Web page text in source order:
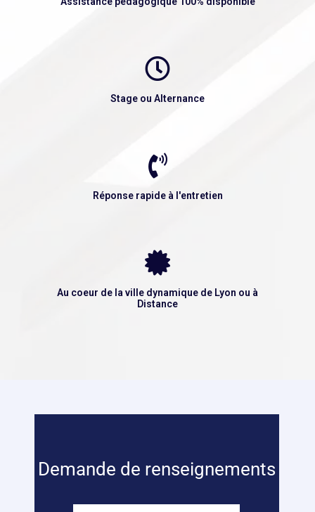
Stage ou Alternance
Réponse rapide à l'entretien
Au coeur de la ville dynamique de Lyon ou à
Distance
Demande de renseignements